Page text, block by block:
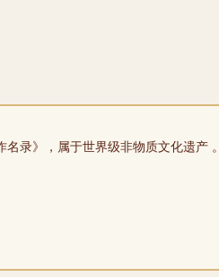
录》，属于世界级非物质文化遗产 。